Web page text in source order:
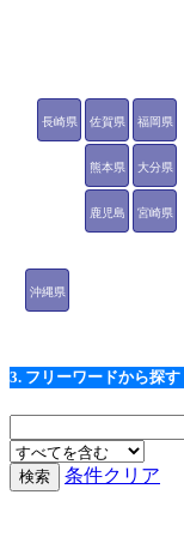
福岡県
佐賀県
長崎県
熊本県 大分県
宮崎県
鹿児島
沖縄県
3. フリーワードから探す
条件クリア